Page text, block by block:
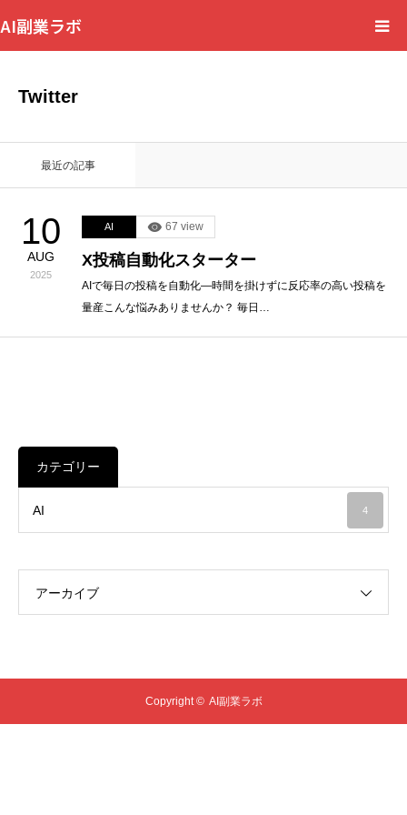
AI副業ラボ
Twitter
最近の記事
10
AUG
2025
AI 67 view
X投稿自動化スターター
AIで毎日の投稿を自動化—時間を掛けずに反応率の高い投稿を
量産こんな悩みありませんか？ 毎日…
カテゴリー
AI 4
アーカイブ
Copyright © AI副業ラボ
広告ポリシー
運営者情報
お問い合わせ